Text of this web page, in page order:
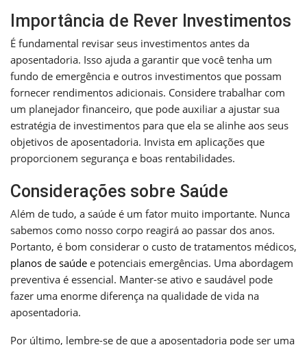
Importância de Rever Investimentos
É fundamental revisar seus investimentos antes da
aposentadoria. Isso ajuda a garantir que você tenha um
fundo de emergência e outros investimentos que possam
fornecer rendimentos adicionais. Considere trabalhar com
um planejador financeiro, que pode auxiliar a ajustar sua
estratégia de investimentos para que ela se alinhe aos seus
objetivos de aposentadoria. Invista em aplicações que
proporcionem segurança e boas rentabilidades.
Considerações sobre Saúde
Além de tudo, a saúde é um fator muito importante. Nunca
sabemos como nosso corpo reagirá ao passar dos anos.
Portanto, é bom considerar o custo de tratamentos médicos,
planos de saúde e potenciais emergências. Uma abordagem
preventiva é essencial. Manter-se ativo e saudável pode
fazer uma enorme diferença na qualidade de vida na
aposentadoria.
Por último, lembre-se de que a aposentadoria pode ser uma